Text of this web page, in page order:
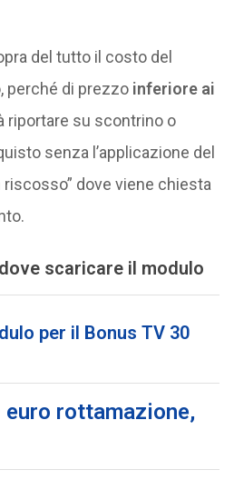
del tutto il costo del
perché di prezzo inferiore ai
riportare su scontrino o
senza l’applicazione del
riscosso” dove viene chiesta
scaricare il modulo
per il Bonus TV 30
euro rottamazione,